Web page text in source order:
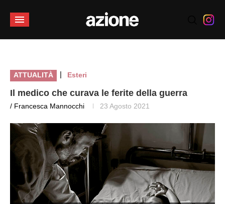
ATTUALITÀ | Esteri
Il medico che curava le ferite della guerra
/ Francesca Mannocchi 23 Agosto 2021